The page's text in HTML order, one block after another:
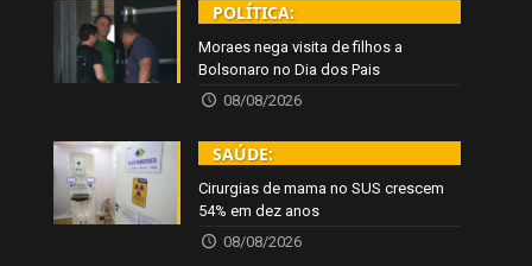
POLÍTICA:
Moraes nega visita de filhos a
Bolsonaro no Dia dos Pais
08/08/2026
SAÚDE:
Cirurgias de mama no SUS crescem
54% em dez anos
08/08/2026